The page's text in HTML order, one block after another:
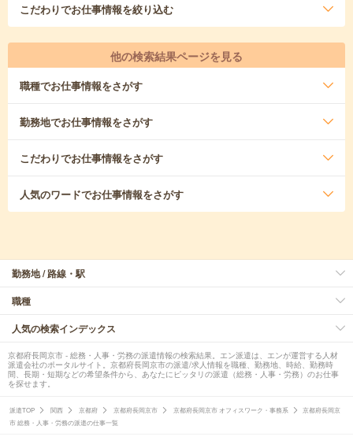
こだわりでお仕事情報を絞り込む
他の検索結果ページを見る
職種でお仕事情報をさがす
勤務地でお仕事情報をさがす
こだわりでお仕事情報をさがす
人気のワードでお仕事情報をさがす
勤務地 / 路線・駅
職種
人気の検索インデックス
京都府長岡京市 - 総務・人事・労務の派遣情報の検索結果。エン派遣は、エンが運営する人材
派遣会社のポータルサイト。京都府長岡京市の派遣/求人情報を職種、勤務地、時給、勤務時
間、長期・短期などの希望条件から、あなたにピッタリの派遣（総務・人事・労務）のお仕事
を探せます。
派遣TOP 関西 京都府 京都府長岡京市 京都府長岡京市 オフィスワーク・事務系
京都府長岡京
市 総務・人事・労務の派遣の仕事一覧